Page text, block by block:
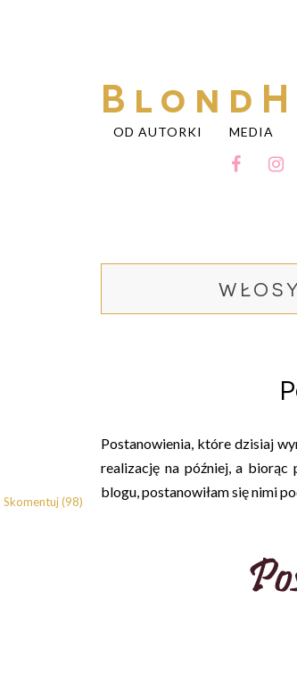
OD AUTORKI MEDIA
WŁOSY
Postanowienia, które dzisiaj
realizację na później, a biorąc
blogu, postanowiłam się nimi
Skomentuj (98)